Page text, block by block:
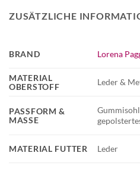
ZUSÄTZLICHE
MATERIAL FUTTER Leder
BRAND Lorena
MATERIAL
OBERSTOFF
Leder &
PASSFORM &
MASSE